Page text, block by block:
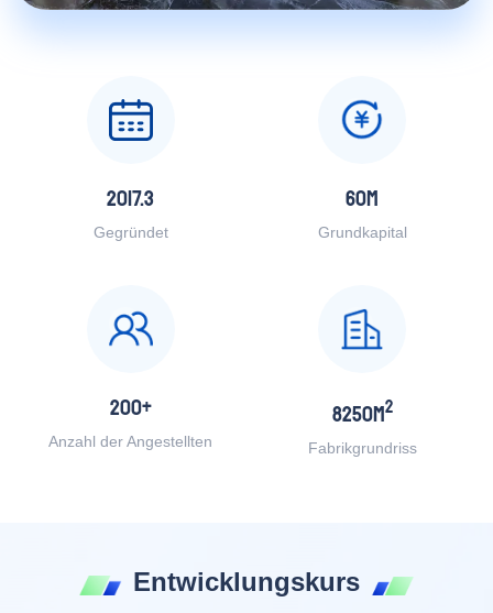
2017.3
Gegründet
60M
Grundkapital
200+
Anzahl der Angestellten
8250M2
Fabrikgrundriss
Entwicklungskurs